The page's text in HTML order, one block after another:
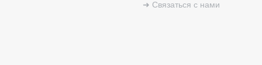
➜ Связаться с нами